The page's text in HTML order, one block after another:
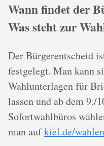
Wann findet der
Was steht zur
Der Bürgerentscheid
festgelegt. Man kann
Wahlunterlagen für
lassen und ab dem 9./
Sofortwahlbüros
man aufkiel.de/wahlen